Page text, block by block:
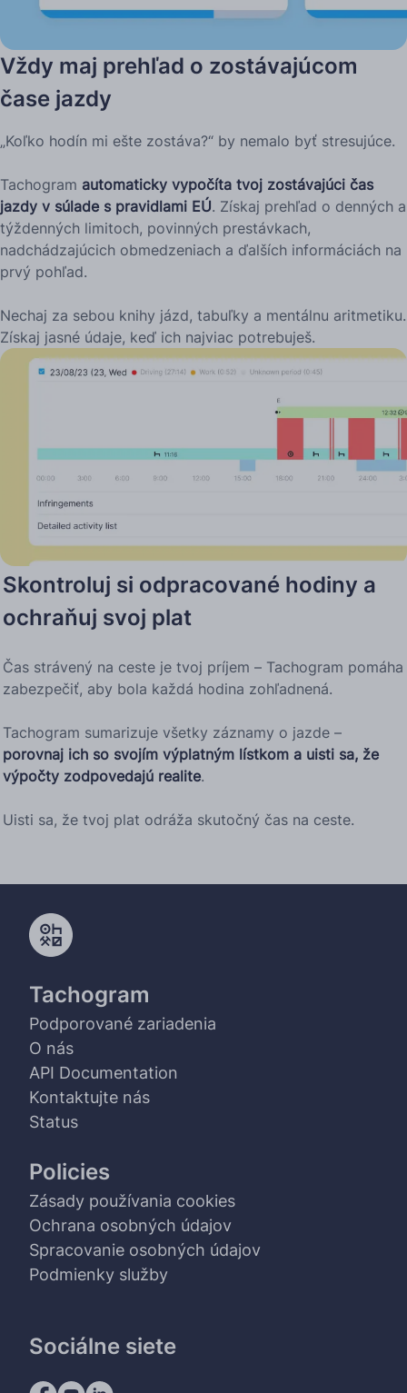
Vždy maj prehľad o zostávajúcom
čase jazdy
„Koľko hodín mi ešte zostáva?“ by nemalo byť stresujúce.
Tachogram automaticky vypočíta tvoj zostávajúci čas
jazdy v súlade s pravidlami EÚ. Získaj prehľad o denných a
týždenných limitoch, povinných prestávkach,
nadchádzajúcich obmedzeniach a ďalších informáciách na
prvý pohľad.
Nechaj za sebou knihy jázd, tabuľky a mentálnu aritmetiku.
Získaj jasné údaje, keď ich najviac potrebuješ.
Skontroluj si odpracované hodiny a
ochraňuj svoj plat
Čas strávený na ceste je tvoj príjem – Tachogram pomáha
zabezpečiť, aby bola každá hodina zohľadnená.
Tachogram sumarizuje všetky záznamy o jazde –
porovnaj ich so svojím výplatným lístkom a uisti sa, že
výpočty zodpovedajú realite.
Uisti sa, že tvoj plat odráža skutočný čas na ceste.
Tachogram
Podporované zariadenia
O nás
API Documentation
Kontaktujte nás
Status
Policies
Zásady používania cookies
Ochrana osobných údajov
Spracovanie osobných údajov
Podmienky služby
Sociálne siete